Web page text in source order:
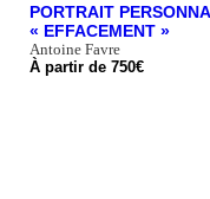
PORTRAIT
« EFFACEMENT »
Antoine Favre
À partir de 750€